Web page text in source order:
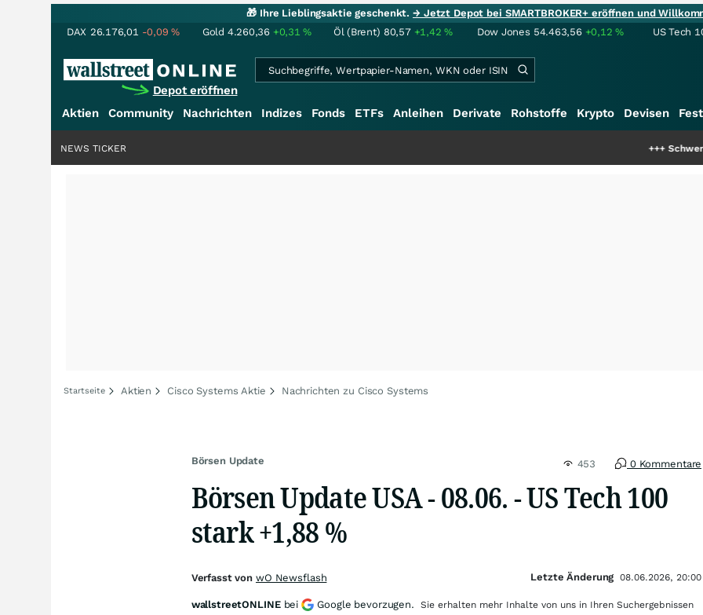
🎁 Ihre Lieblingsaktie geschenkt.→ Jetzt Depot bei SMARTBROKER+ eröffnen und
DAX 26.176,01 -0,09% Gold 4.260,36 +0,31% Öl (Brent) 80,57 +1,42% Dow Jones 54.463,56 +0,12% US Tech
Depot eröffnen
Aktien Community Nachrichten Indizes Fonds ETFs Anleihen Derivate Rohstoffe Krypto Devisen
Schwere Seltene
NEWS TICKER
Startseite Aktien Cisco Systems Aktie Nachrichten zu Cisco Systems
Börsen Update 453 0 Kommentare
Börsen Update USA - 08.06. - US Tech 100
stark +1,88 %
Verfasst von wO Newsflash Letzte Änderung 08.06.2026, 20:00
wallstreetONLINE bei Google bevorzugen. Sie erhalten mehr Inhalte von uns in Ihren Suchergebnissen